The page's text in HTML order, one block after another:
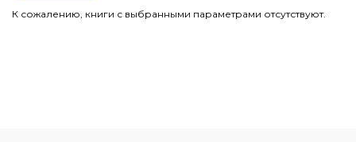
К сожалению, книги с выбранными параметрами отсутствуют.